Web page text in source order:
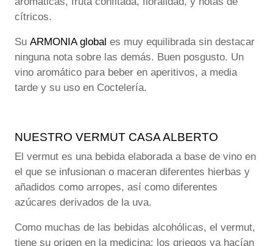
cítricos.
Su ARMONIA global es muy equilibrada sin destacar
ninguna nota sobre las demás. Buen posgusto. Un
vino aromático para beber en aperitivos, a media
tarde y su uso en Coctelería.
NUESTRO VERMUT CASA ALBERTO
El vermut es una bebida elaborada a base de vino en
el que se infusionan o maceran diferentes hierbas y
añadidos como arropes, así como diferentes
azúcares derivados de la uva.
Como muchas de las bebidas alcohólicas, el vermut,
tiene su origen en la medicina: los griegos ya hacían